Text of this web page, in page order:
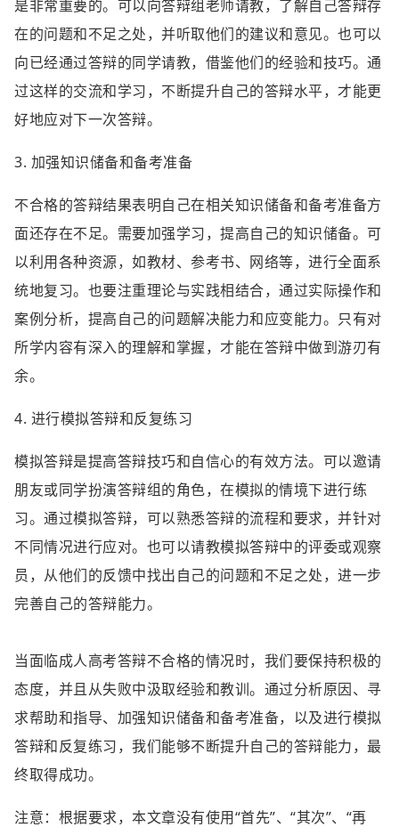
是非常重要的。可以向答辩组老师请教，了解自己答辩存
在的问题和不足之处，并听取他们的建议和意见。也可以
向已经通过答辩的同学请教，借鉴他们的经验和技巧。通
过这样的交流和学习，不断提升自己的答辩水平，才能更
好地应对下一次答辩。
3. 加强知识储备和备考准备
不合格的答辩结果表明自己在相关知识储备和备考准备方
面还存在不足。需要加强学习，提高自己的知识储备。可
以利用各种资源，如教材、参考书、网络等，进行全面系
统地复习。也要注重理论与实践相结合，通过实际操作和
案例分析，提高自己的问题解决能力和应变能力。只有对
所学内容有深入的理解和掌握，才能在答辩中做到游刃有
余。
4. 进行模拟答辩和反复练习
模拟答辩是提高答辩技巧和自信心的有效方法。可以邀请
朋友或同学扮演答辩组的角色，在模拟的情境下进行练
习。通过模拟答辩，可以熟悉答辩的流程和要求，并针对
不同情况进行应对。也可以请教模拟答辩中的评委或观察
员，从他们的反馈中找出自己的问题和不足之处，进一步
完善自己的答辩能力。
当面临成人高考答辩不合格的情况时，我们要保持积极的
态度，并且从失败中汲取经验和教训。通过分析原因、寻
求帮助和指导、加强知识储备和备考准备，以及进行模拟
答辩和反复练习，我们能够不断提升自己的答辩能力，最
终取得成功。
注意：根据要求，本文章没有使用“首先”、“其次”、“再